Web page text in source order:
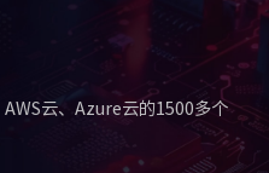
云、Azure云的1500多个